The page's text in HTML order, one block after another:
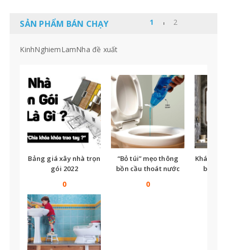
SẢN PHẨM BÁN CHẠY
KinhNghiemLamNha đề xuất
Bảng giá xây nhà trọn
gói 2022
0
“Bỏ túi” mẹo thông
bồn cầu thoát nước
hiệu quả
0
Khám
bị nhà